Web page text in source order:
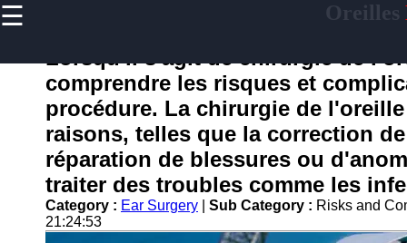
☰ Oreilles
Home
oreilles
Socials
Facebook
Lorsqu'il s'agit de chirurgie de
comprendre les risques et
procédure. La chirurgie de
raisons, telles que la correction
réparation de blessures ou
traiter des troubles comme les
Category : Ear Surgery Sub Category : Risks and
21:24:53